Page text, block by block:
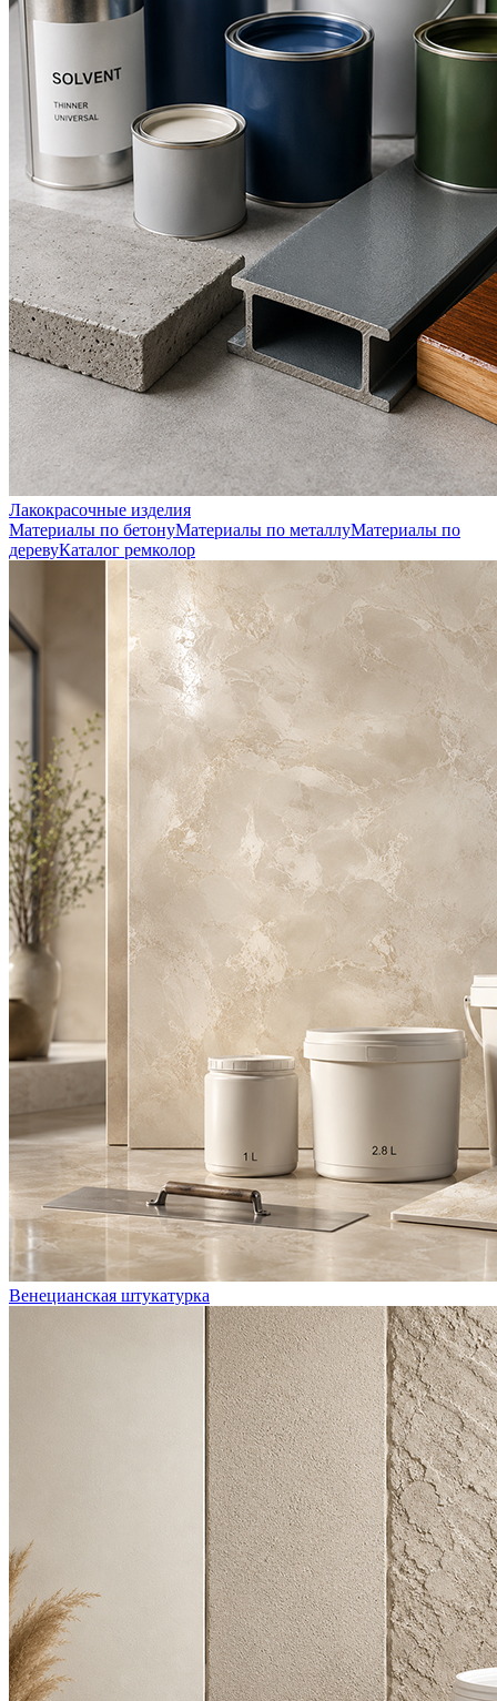
Лакокрасочные изделия
Материалы по бетонуМатериалы по металлуМатериалы по
деревуКаталог ремколор
Венецианская штукатурка